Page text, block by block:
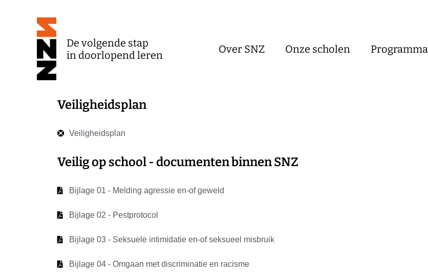
De volgende stap
in doorlopend leren
Over SNZ Onze scholen Programma
Veiligheidsplan
Veiligheidsplan
Veilig op school - documenten binnen SNZ
Bijlage 01 - Melding agressie en-of geweld
Bijlage 02 - Pestprotocol
Bijlage 03 - Seksuele intimidatie en-of seksueel misbruik
Bijlage 04 - Omgaan met discriminatie en racisme